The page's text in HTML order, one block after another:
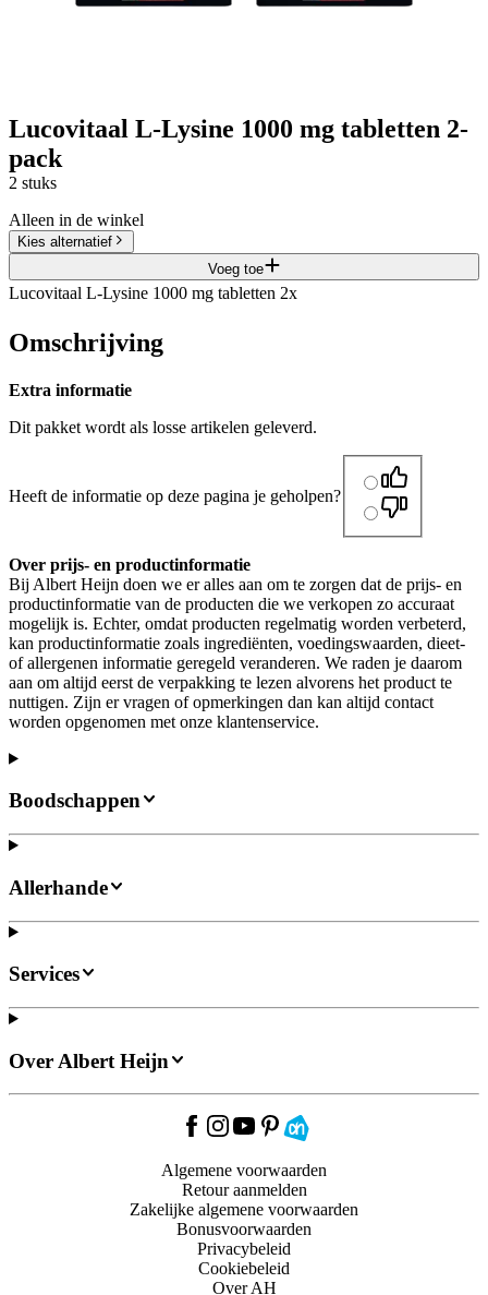
Lucovitaal L-Lysine 1000 mg tabletten 2-
pack
2 stuks
Alleen in de winkel
Kies alternatief
Voeg toe
Lucovitaal L-Lysine 1000 mg tabletten 2x
Omschrijving
Extra informatie
Dit pakket wordt als losse artikelen geleverd.
Heeft de informatie op deze pagina je geholpen?
Over prijs- en productinformatie
Bij Albert Heijn doen we er alles aan om te zorgen dat de prijs- en
productinformatie van de producten die we verkopen zo accuraat
mogelijk is. Echter, omdat producten regelmatig worden verbeterd,
kan productinformatie zoals ingrediënten, voedingswaarden, dieet-
of allergenen informatie geregeld veranderen. We raden je daarom
aan om altijd eerst de verpakking te lezen alvorens het product te
nuttigen. Zijn er vragen of opmerkingen dan kan altijd contact
worden opgenomen met onze klantenservice.
Boodschappen
Allerhande
Services
Over Albert Heijn
Algemene voorwaarden
Retour aanmelden
Zakelijke algemene voorwaarden
Bonusvoorwaarden
Privacybeleid
Cookiebeleid
Over AH